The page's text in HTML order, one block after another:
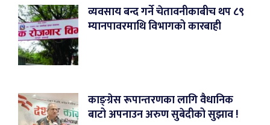
व्यवसाय बन्द गर्ने चेतावनीकाबीच थप ८९
म्यानपावरमाथि विभागको कारबाही
काङ्ग्रेस रूपान्तरणका लागि वैधानिक
बाटो अपनाउन अरुण सुबेदीको सुझाव !